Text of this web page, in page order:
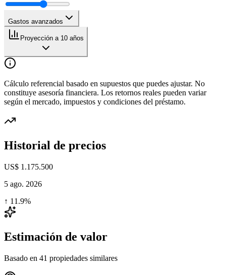
Gastos avanzados
Proyección a 10 años
Cálculo referencial basado en supuestos que puedes ajustar. No
constituye asesoría financiera. Los retornos reales pueden variar
según el mercado, impuestos y condiciones del préstamo.
Historial de precios
US$ 1.175.500
5 ago. 2026
↑ 11.9%
Estimación de valor
Basado en 41 propiedades similares